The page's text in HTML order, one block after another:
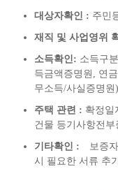
대상자확인 : 주민
재직 및 사업영위
소득확인: 소득구
득금액증명원, 연
무소득/사실증명
주택 관련 : 확정일
건물 등기사항전부
기타확인 : 보증자
시 필요한 서류 추